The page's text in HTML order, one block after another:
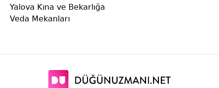
Yalova Kına ve Bekarlığa
Veda Mekanları